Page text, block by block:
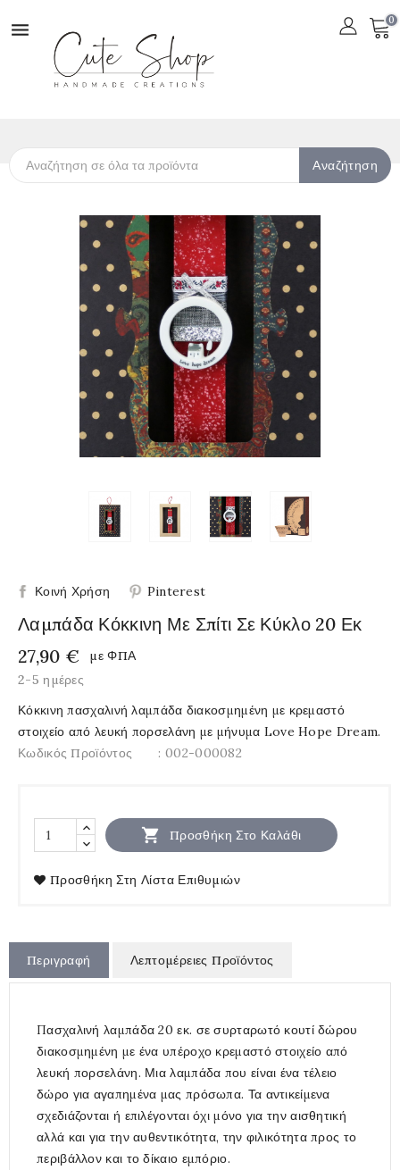
 0
Αναζήτηση
Κοινή Χρήση Pinterest
Λαμπάδα Κόκκινη Με Σπίτι Σε Κύκλο 20 Εκ
27,90 €
με ΦΠΑ
2-5 ημέρες
Κόκκινη πασχαλινή λαμπάδα διακοσμημένη με κρεμαστό
στοιχείο από λευκή πορσελάνη με μήνυμα Love Hope Dream.
Κωδικός Προϊόντος
: 002-000082
 Προσθήκη Στο Καλάθι
Προσθήκη Στη Λίστα Επιθυμιών
Περιγραφή Λεπτομέρειες Προϊόντος
Πασχαλινή λαμπάδα 20 εκ. σε συρταρωτό κουτί δώρου
διακοσμημένη με ένα υπέροχο κρεμαστό στοιχείο από
λευκή πορσελάνη. Μια λαμπάδα που είναι ένα τέλειο
δώρο για αγαπημένα μας πρόσωπα. Τα αντικείμενα
σχεδιάζονται ή επιλέγονται όχι μόνο για την αισθητική
αλλά και για την αυθεντικότητα, την φιλικότητα προς το
περιβάλλον και το δίκαιο εμπόριο.